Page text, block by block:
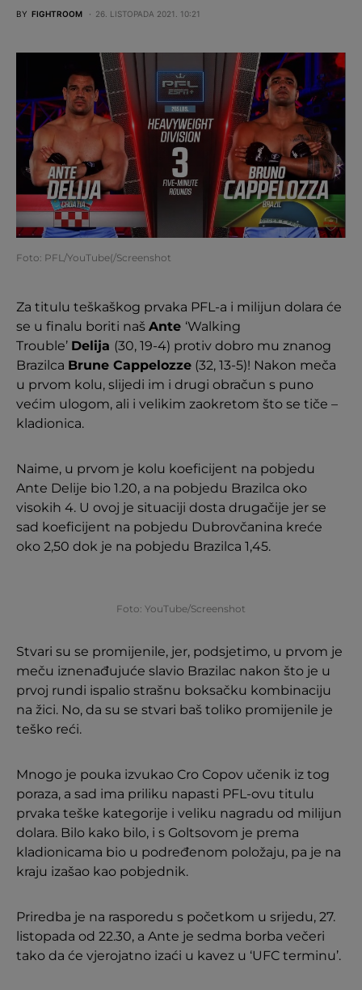
BY FIGHTROOM 26. LISTOPADA 2021. 10:21
Foto: PFL/YouTube(/Screenshot
Za titulu teškaškog prvaka PFL-a i milijun dolara će
se u finalu boriti naš Ante ‘Walking
Trouble’ Delija (30, 19-4) protiv dobro mu znanog
Brazilca Brune Cappelozze (32, 13-5)! Nakon meča
u prvom kolu, slijedi im i drugi obračun s puno
većim ulogom, ali i velikim zaokretom što se tiče –
kladionica.
Naime, u prvom je kolu koeficijent na pobjedu
Ante Delije bio 1.20, a na pobjedu Brazilca oko
visokih 4. U ovoj je situaciji dosta drugačije jer se
sad koeficijent na pobjedu Dubrovčanina kreće
oko 2,50 dok je na pobjedu Brazilca 1,45.
Foto: YouTube/Screenshot
Stvari su se promijenile, jer, podsjetimo, u prvom je
meču iznenađujuće slavio Brazilac nakon što je u
prvoj rundi ispalio strašnu boksačku kombinaciju
na žici. No, da su se stvari baš toliko promijenile je
teško reći.
Mnogo je pouka izvukao Cro Copov učenik iz tog
poraza, a sad ima priliku napasti PFL-ovu titulu
prvaka teške kategorije i veliku nagradu od milijun
dolara. Bilo kako bilo, i s Goltsovom je prema
kladionicama bio u podređenom položaju, pa je na
kraju izašao kao pobjednik.
Priredba je na rasporedu s početkom u srijedu, 27.
listopada od 22.30, a Ante je sedma borba večeri
tako da će vjerojatno izaći u kavez u ‘UFC terminu’.